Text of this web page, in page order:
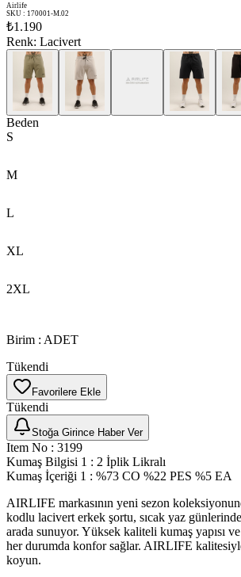
Airlife
SKU : 170001-M.02
₺1.190
Renk: Lacivert
Beden
S
M
L
XL
2XL
Birim : ADET
Tükendi
Favorilere Ekle
Tükendi
Stoğa Girince Haber Ver
Item No : 3199
Kumaş Bilgisi 1 : 2 İplik Likralı
Kumaş İçeriği 1 : %73 CO %22 PES %5 EA
AIRLIFE markasının yeni sezon
kodlu lacivert erkek şortu, sıcak yaz günlerinde
arada sunuyor. Yüksek kaliteli kumaş yapısı
her durumda konfor sağlar. AIRLIFE
koyun.